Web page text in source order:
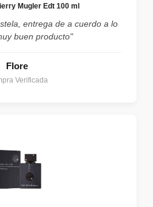
Mugler Edt 100 ml
entrega de a cuerdo a lo
buen producto"
Flore
Verificada